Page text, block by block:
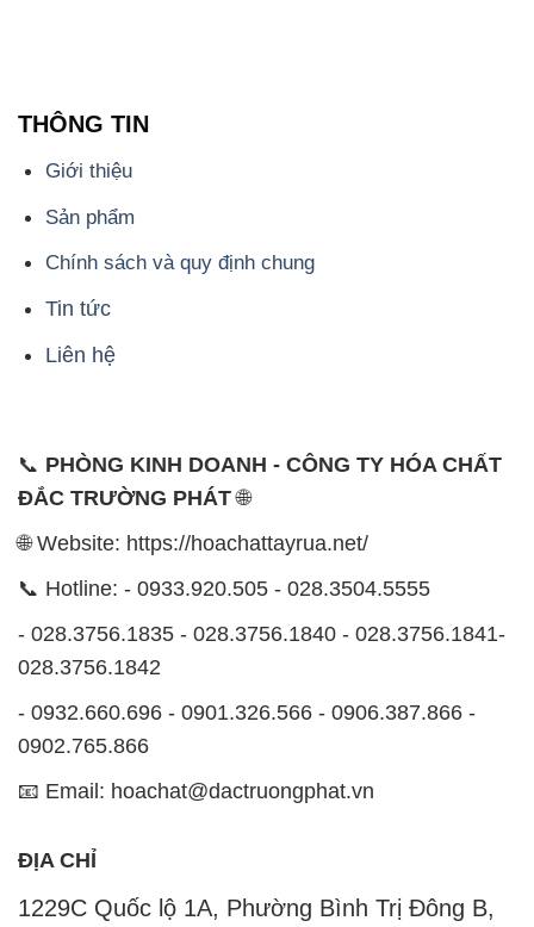
Chính sách và quy định chung
Tin tức
Liên hệ
📞
PHÒNG KINH DOANH - CÔNG TY HÓA CHẤT
ĐẮC TRƯỜNG PHÁT
- 028.3756.1835 - 028.3756.1840 - 028.3756.1841-
0902.765.866
📧 Email: hoachat@dactruongphat.vn
ĐỊA CHỈ
1229C Quốc lộ 1A, Phường Bình Trị Đông B,
Quận Bình Tân, TP. Hồ Chí Minh
CÔNG TY XNK TM SX HÓA CHẤT ĐẮC TRƯỜNG